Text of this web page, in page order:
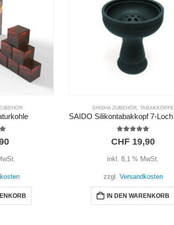
SHISHA ZUBEHÖR, TABAKKÖPFE
CHF 19,90
inkl. 8,1 % MwSt.
zzgl. Versandkosten
IN DEN WARENKORB